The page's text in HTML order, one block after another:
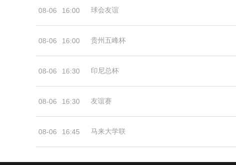
08-06 16:00 球会友谊
08-06 16:00 贵州五峰杯
08-06 16:30 印尼总杯
08-06 16:30 友谊赛
08-06 16:45 马来大学联